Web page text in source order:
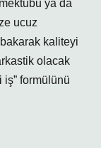
mektubu ya da
ucuz
bakarak kaliteyi
olacak
iş” formülünü